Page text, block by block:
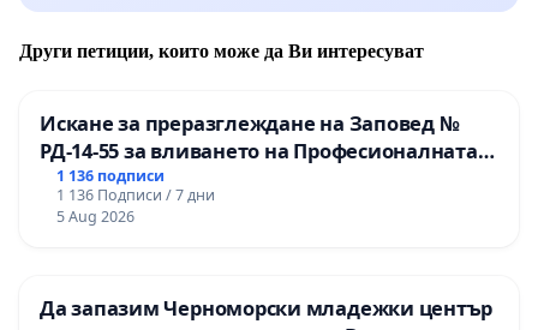
Други петиции, които може да Ви интересуват
Искане за преразглеждане на Заповед №
РД-14-55 за вливането на Професионалната
гимназия по промишлени технологии в
Професионалната гимназия по икономика и
мениджмънт – гр. Пазарджик
1 136 подписи
1 136 Подписи / 7 дни
5 Aug 2026
Да запазим Черноморски младежки център